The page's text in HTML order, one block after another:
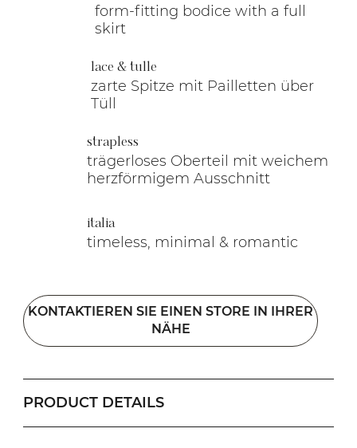
form-fitting bodice with a full
skirt
lace & tulle
zarte Spitze mit Pailletten über
Tüll
strapless
trägerloses Oberteil mit weichem
herzförmigem Ausschnitt
italia
timeless, minimal & romantic
KONTAKTIEREN SIE EINEN STORE IN IHRER
NÄHE
PRODUCT DETAILS